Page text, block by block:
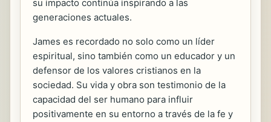
su impacto continúa inspirando a las
generaciones actuales.
James es recordado no solo como un líder
espiritual, sino también como un educador y un
defensor de los valores cristianos en la
sociedad. Su vida y obra son testimonio de la
capacidad del ser humano para influir
positivamente en su entorno a través de la fe y